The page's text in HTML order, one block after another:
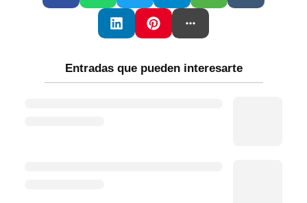
Entradas que pueden interesarte